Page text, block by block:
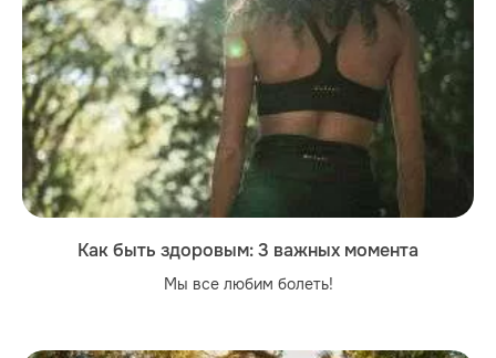
Как быть здоровым: 3 важных момента
Мы все любим болеть!